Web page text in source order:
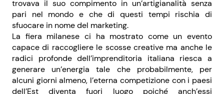
trovava il suo compimento in un’artigianalità senza
pari nel mondo e che di questi tempi rischia di
sfuocare in nome del marketing.
La fiera milanese ci ha mostrato come un evento
capace di raccogliere le scosse creative ma anche le
radici profonde dell’imprenditoria italiana riesca a
generare un’energia tale che probabilmente, per
alcuni giorni almeno, l’eterna competizione con i paesi
dell’Est diventa fuori luogo poiché anch’essi